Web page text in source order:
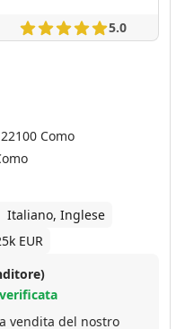
5.0
Como
Italiano, Inglese
EUR
vendita del nostro